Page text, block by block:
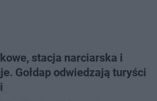
stacja narciarska i
Gołdap odwiedzają turyści